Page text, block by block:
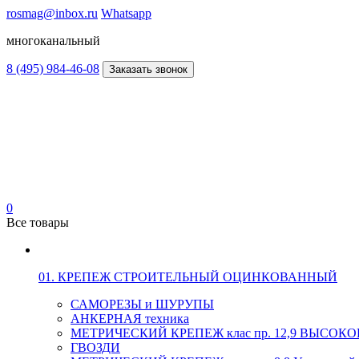
rosmag@inbox.ru Whatsapp
многоканальный
8 (495) 984-46-08 Заказать звонок
0
Все товары
01. КРЕПЕЖ СТРОИТЕЛЬНЫЙ ОЦИНКОВАННЫЙ
САМОРЕЗЫ и ШУРУПЫ
АНКЕРНАЯ техника
МЕТРИЧЕСКИЙ КРЕПЕЖ клас пр. 12,9
ГВОЗДИ